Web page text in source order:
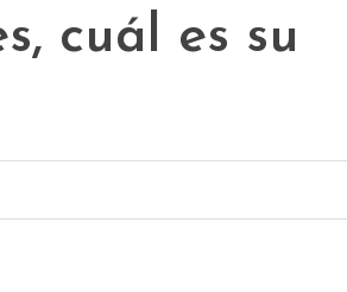
cuál es su